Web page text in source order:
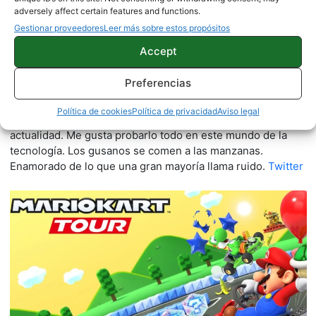
adversely affect certain features and functions.
Gestionar proveedoresLeer más sobre estos propósitos
Accept
Preferencias
Política de cookiesPolítica de privacidadAviso legal
Quelian Sanz
11059 artículos publicados en ProAndroid desde 2020.
Redactor en Pro Android | Apasionado de ese Androide
verde que tanto esconde. Se comenta que tecleo sobre
actualidad. Me gusta probarlo todo en este mundo de la
tecnología. Los gusanos se comen a las manzanas.
Enamorado de lo que una gran mayoría llama ruido. Twitter